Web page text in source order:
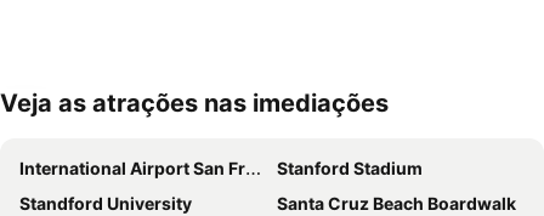
Ampliar mapa
Veja as atrações nas imediações
International Airport San Francisco
Stanford Stadium
Standford University
Santa Cruz Beach Boardwalk